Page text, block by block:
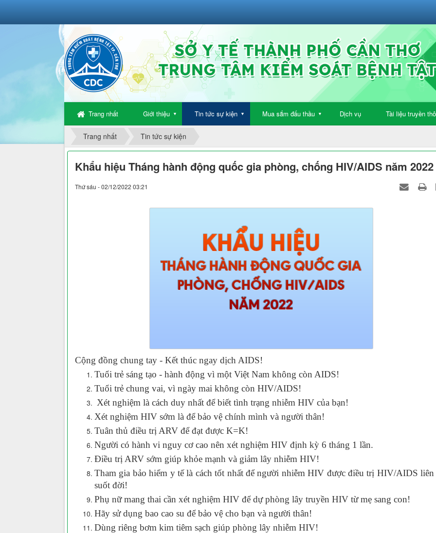
Trang nhất Giới thiệu ▼ Tin tức sự kiện ▼ Mua sắm đấu thầu ▼ Dịch vụ Tài liệu truyền
Trang nhất Tin tức sự kiện
Khẩu hiệu Tháng hành động quốc gia phòng, chống HIV/AIDS năm 2022
Thứ sáu - 02/12/2022 03:21
Cộng đồng chung tay - Kết thúc ngay dịch AIDS!
Tuổi trẻ sáng tạo - hành động vì một Việt Nam không còn AIDS!
Tuổi trẻ chung vai, vì ngày mai không còn HIV/AIDS!
Xét nghiệm là cách duy nhất để biết tình trạng nhiễm HIV của bạn!
Xét nghiệm HIV sớm là để bảo vệ chính mình và người thân!
Tuân thủ điều trị ARV để đạt được K=K!
Người có hành vi nguy cơ cao nên xét nghiệm HIV định kỳ 6 tháng 1 lần.
Điều trị ARV sớm giúp khỏe mạnh và giảm lây nhiễm HIV!
Tham gia bảo hiểm y tế là cách tốt nhất để người nhiễm HIV được điều trị HIV/AIDS liên
suốt đời!
Phụ nữ mang thai cần xét nghiệm HIV để dự phòng lây truyền HIV từ mẹ sang con!
Hãy sử dụng bao cao su để bảo vệ cho bạn và người thân!
Dùng riêng bơm kim tiêm sạch giúp phòng lây nhiễm HIV!